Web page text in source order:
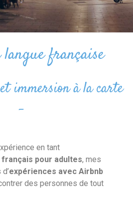
française
immersion à la carte
-
en tant
pour adultes, mes
expériences avec Airbnb
des personnes de tout